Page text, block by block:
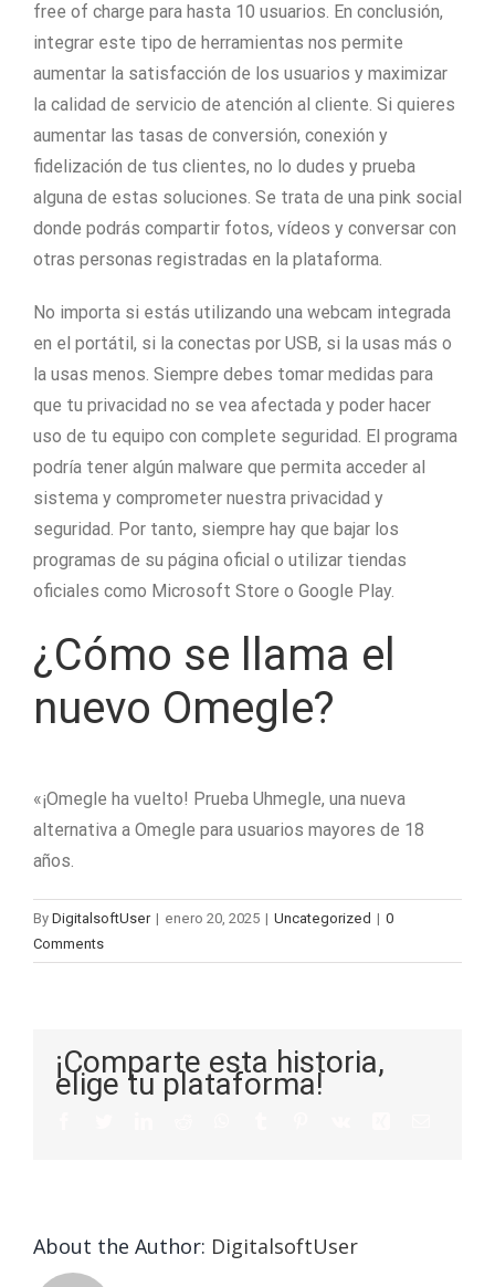
free of charge para hasta 10 usuarios. En conclusión,
integrar este tipo de herramientas nos permite
aumentar la satisfacción de los usuarios y maximizar
la calidad de servicio de atención al cliente. Si quieres
aumentar las tasas de conversión, conexión y
fidelización de tus clientes, no lo dudes y prueba
alguna de estas soluciones. Se trata de una pink social
donde podrás compartir fotos, vídeos y conversar con
otras personas registradas en la plataforma.
No importa si estás utilizando una webcam integrada
en el portátil, si la conectas por USB, si la usas más o
la usas menos. Siempre debes tomar medidas para
que tu privacidad no se vea afectada y poder hacer
uso de tu equipo con complete seguridad. El programa
podría tener algún malware que permita acceder al
sistema y comprometer nuestra privacidad y
seguridad. Por tanto, siempre hay que bajar los
programas de su página oficial o utilizar tiendas
oficiales como Microsoft Store o Google Play.
¿Cómo se llama el
nuevo Omegle?
«¡Omegle ha vuelto! Prueba Uhmegle, una nueva
alternativa a Omegle para usuarios mayores de 18
años.
By DigitalsoftUser | enero 20, 2025 | Uncategorized | 0
Comments
¡Comparte esta historia,
elige tu plataforma!
About the Author: DigitalsoftUser